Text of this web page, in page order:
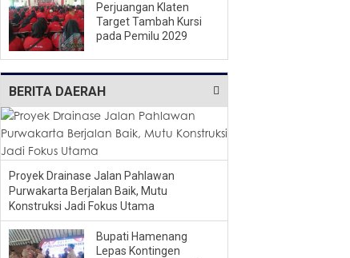
Perjuangan Klaten
Target Tambah Kursi
pada Pemilu 2029
BERITA DAERAH
Proyek Drainase Jalan Pahlawan
Purwakarta Berjalan Baik, Mutu
Konstruksi Jadi Fokus Utama
Bupati Hamenang
Lepas Kontingen